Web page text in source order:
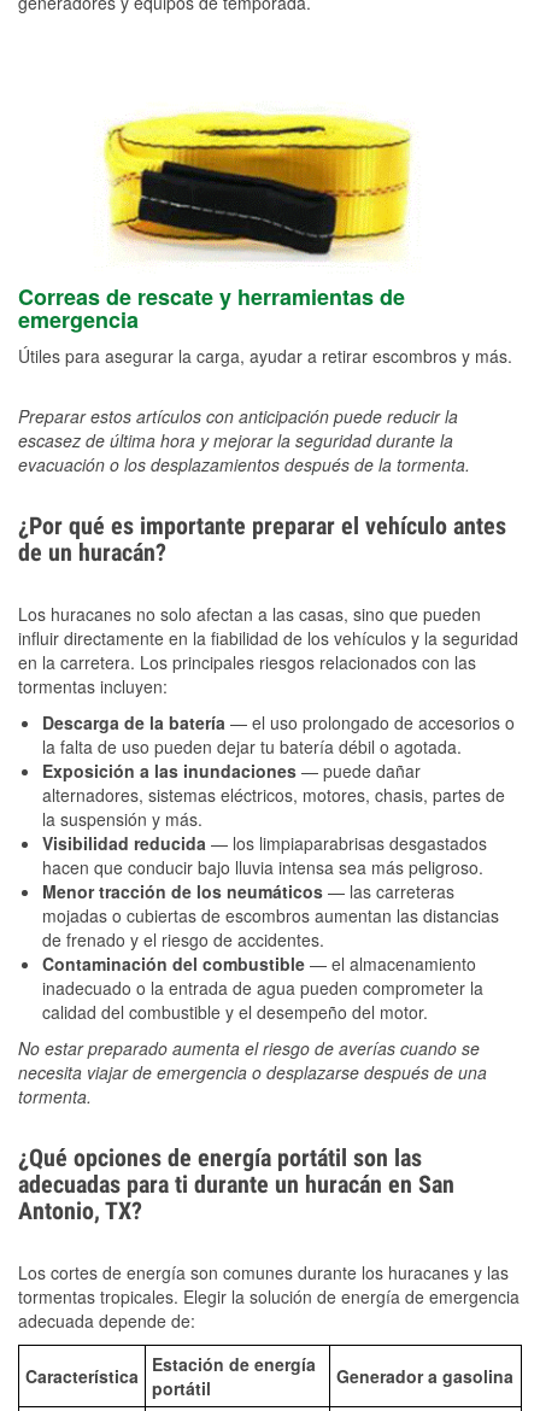
Correas de rescate y herramientas de
emergencia
Útiles para asegurar la carga, ayudar a retirar escombros y más.
Preparar estos artículos con anticipación puede reducir la
escasez de última hora y mejorar la seguridad durante la
evacuación o los desplazamientos después de la tormenta.
¿Por qué es importante preparar el vehículo antes
de un huracán?
Los huracanes no solo afectan a las casas, sino que pueden
influir directamente en la fiabilidad de los vehículos y la seguridad
en la carretera. Los principales riesgos relacionados con las
tormentas incluyen:
Descarga de la batería — el uso prolongado de accesorios o
la falta de uso pueden dejar tu batería débil o agotada.
Exposición a las inundaciones — puede dañar
alternadores, sistemas eléctricos, motores, chasis, partes de
la suspensión y más.
Visibilidad reducida — los limpiaparabrisas desgastados
hacen que conducir bajo lluvia intensa sea más peligroso.
Menor tracción de los neumáticos — las carreteras
mojadas o cubiertas de escombros aumentan las distancias
de frenado y el riesgo de accidentes.
Contaminación del combustible — el almacenamiento
inadecuado o la entrada de agua pueden comprometer la
calidad del combustible y el desempeño del motor.
No estar preparado aumenta el riesgo de averías cuando se
necesita viajar de emergencia o desplazarse después de una
tormenta.
¿Qué opciones de energía portátil son las
adecuadas para ti durante un huracán en San
Antonio, TX?
Los cortes de energía son comunes durante los huracanes y las
tormentas tropicales. Elegir la solución de energía de emergencia
adecuada depende de:
Característica
Estación de energía
portátil
Generador a gasolina